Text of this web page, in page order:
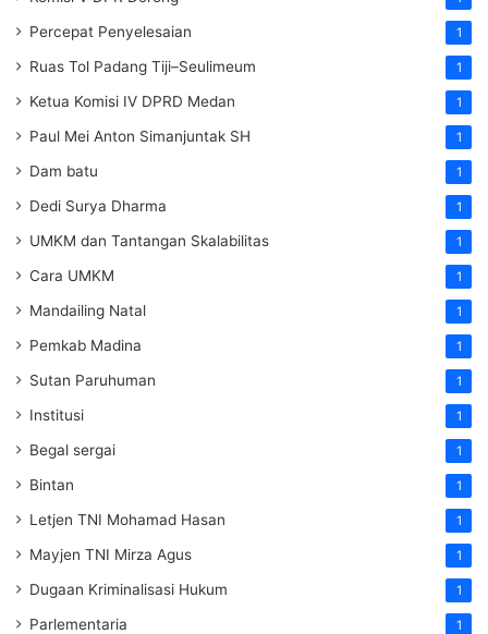
Percepat Penyelesaian 1
Ruas Tol Padang Tiji–Seulimeum 1
Ketua Komisi IV DPRD Medan 1
Paul Mei Anton Simanjuntak SH 1
Dam batu 1
Dedi Surya Dharma 1
UMKM dan Tantangan Skalabilitas 1
Cara UMKM 1
Mandailing Natal 1
Pemkab Madina 1
Sutan Paruhuman 1
Institusi 1
Begal sergai 1
Bintan 1
Letjen TNI Mohamad Hasan 1
Mayjen TNI Mirza Agus 1
Dugaan Kriminalisasi Hukum 1
Parlementaria 1